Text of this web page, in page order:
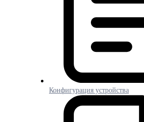
Конфигурация устройства